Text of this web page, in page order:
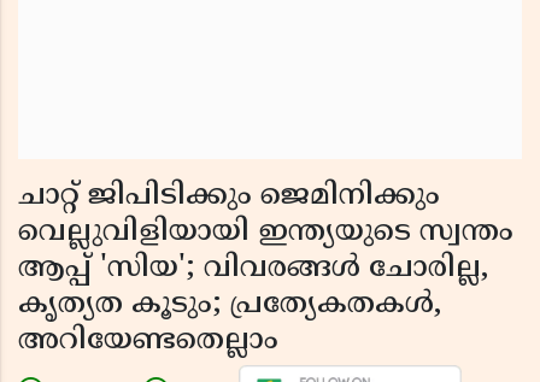
ചാറ്റ് ജിപിടിക്കും ജെമിനിക്കും
വെല്ലുവിളിയായി ഇന്ത്യയുടെ സ്വന്തം
ആപ്പ് 'സിയ'; വിവരങ്ങൾ ചോരില്ല,
കൃത്യത കൂടും; പ്രത്യേകതകൾ,
അറിയേണ്ടതെല്ലാം